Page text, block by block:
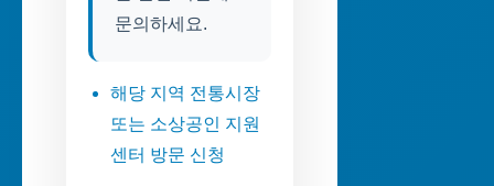
문의하세요.
해당 지역 전통시장
또는 소상공인 지원
센터 방문 신청